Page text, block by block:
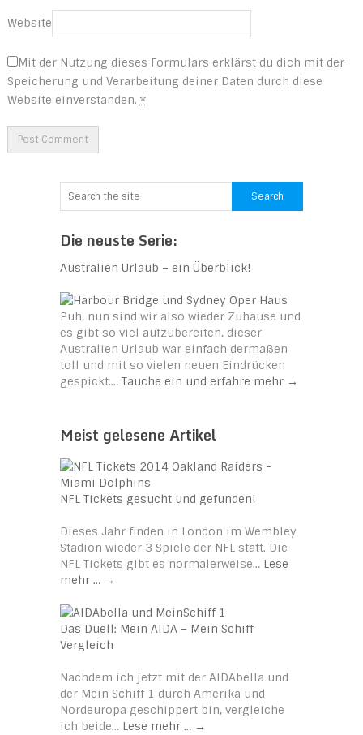
Website
Mit der Nutzung dieses Formulars erklärst du dich mit der
Speicherung und Verarbeitung deiner Daten durch diese
Website einverstanden. *
Die neuste Serie:
Australien Urlaub – ein Überblick!
Puh, nun sind wir also wieder Zuhause und
es gibt so viel aufzubereiten, dieser
Australien Urlaub war einfach dermaßen
toll und mit so vielen neuen Eindrücken
gespickt.… Tauche ein und erfahre mehr →
Meist gelesene Artikel
NFL Tickets gesucht und gefunden!
Dieses Jahr finden in London im Wembley
Stadion wieder 3 Spiele der NFL statt. Die
NFL Tickets gibt es normalerweise… Lese
mehr … →
Das Duell: Mein AIDA – Mein Schiff
Vergleich
Nachdem ich jetzt mit der AIDAbella und
der Mein Schiff 1 durch Amerika und
Nordeuropa geschippert bin, vergleiche
ich beide… Lese mehr … →